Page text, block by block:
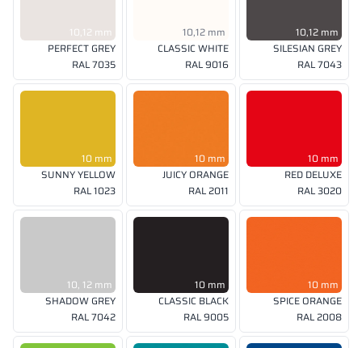
10,12 mm
PERFECT GREY
RAL 7035
10,12 mm
CLASSIC WHITE
RAL 9016
10,12 mm
SILESIAN GREY
RAL 7043
10 mm
SUNNY YELLOW
RAL 1023
10 mm
JUICY ORANGE
RAL 2011
10 mm
RED DELUXE
RAL 3020
10, 12 mm
SHADOW GREY
RAL 7042
10 mm
CLASSIC BLACK
RAL 9005
10 mm
SPICE ORANGE
RAL 2008